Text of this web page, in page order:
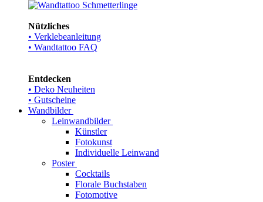
Nützliches
• Verklebeanleitung
• Wandtattoo FAQ
Entdecken
• Deko Neuheiten
• Gutscheine
Wandbilder
Leinwandbilder
Künstler
Fotokunst
Individuelle Leinwand
Poster
Cocktails
Florale Buchstaben
Fotomotive